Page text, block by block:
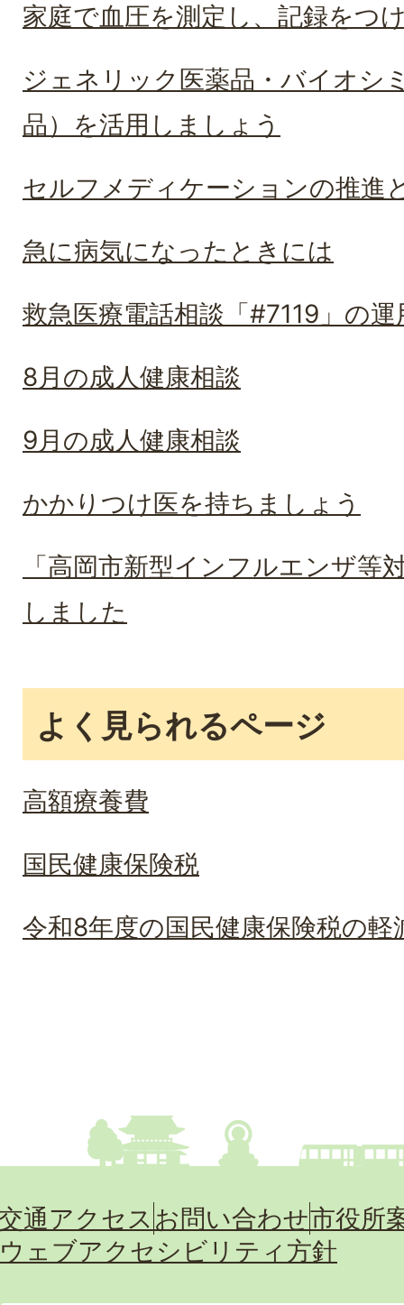
家庭で血圧を測定し、記録をつ
ジェネリック医薬品・バイオシ
品）を活用しましょう
セルフメディケーションの推進
急に病気になったときには
救急医療電話相談「#7119」の
8月の成人健康相談
9月の成人健康相談
かかりつけ医を持ちましょう
「高岡市新型インフルエンザ等
しました
よく見られるページ
高額療養費
国民健康保険税
令和8年度の国民健康保険税の
通アクセス お問い合わせ市役所
ウェブアクセシビリティ方針